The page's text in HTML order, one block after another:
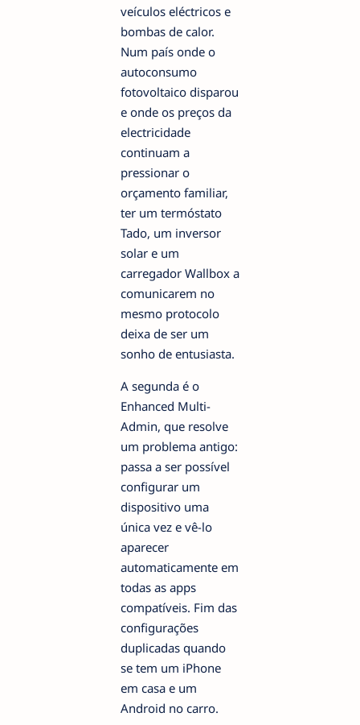
veículos eléctricos e
bombas de calor.
Num país onde o
autoconsumo
fotovoltaico disparou
e onde os preços da
electricidade
continuam a
pressionar o
orçamento familiar,
ter um termóstato
Tado, um inversor
solar e um
carregador Wallbox a
comunicarem no
mesmo protocolo
deixa de ser um
sonho de entusiasta.
A segunda é o
Enhanced Multi-
Admin, que resolve
um problema antigo:
passa a ser possível
configurar um
dispositivo uma
única vez e vê-lo
aparecer
automaticamente em
todas as apps
compatíveis. Fim das
configurações
duplicadas quando
se tem um iPhone
em casa e um
Android no carro.